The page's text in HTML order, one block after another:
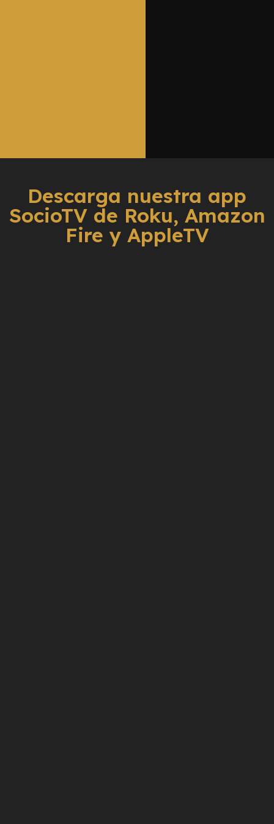
Descarga nuestra app
SocioTV de Roku, Amazon
Fire y AppleTV